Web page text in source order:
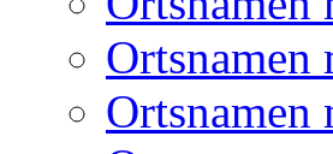
Ortsnamen
Ortsnamen